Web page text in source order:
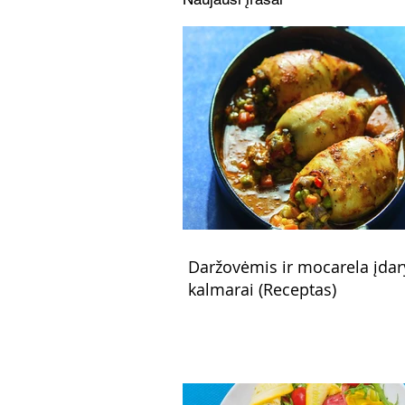
Daržovėmis ir mocarela
kalmarai (Receptas)